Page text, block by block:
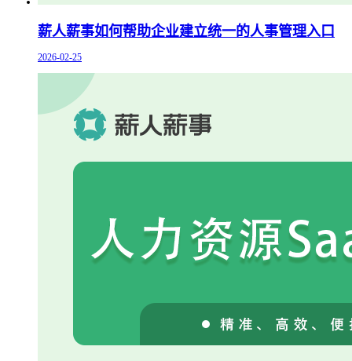
薪人薪事如何帮助企业建立统一的人事管理入口
2026-02-25